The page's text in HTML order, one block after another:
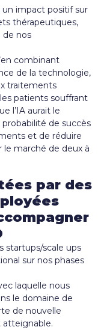
un impact positif sur
thérapeutiques,
de nos
combinant
de la technologie,
traitements
patients souffrant
l’IA aurait le
probabilité de succès
et de réduire
marché de deux à
par des
startups/scale ups
sur nos phases
laquelle nous
le domaine de
de nouvelle